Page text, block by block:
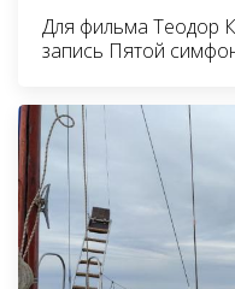
Для фильма Теодор
запись Пятой